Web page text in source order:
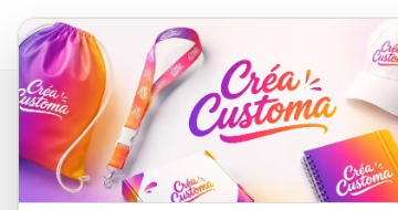
Catalogue Soins personnels Nécessaire
EN STOCK